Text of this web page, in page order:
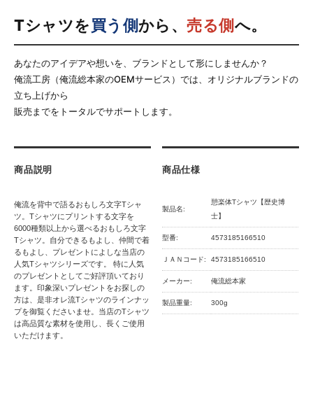
Tシャツを買う側から、売る側へ。
あなたのアイデアや想いを、ブランドとして形にしませんか？
俺流工房（俺流総本家のOEMサービス）では、オリジナルブランドの
立ち上げから
販売までをトータルでサポートします。
商品説明
俺流を背中で語るおもしろ文字Tシャ
ツ。Tシャツにプリントする文字を
6000種類以上から選べるおもしろ文字
Tシャツ。自分できるもよし、仲間で着
るもよし、プレゼントによしな当店の
人気Tシャツシリーズです。 特に人気
のプレゼントとしてご好評頂いており
ます。印象深いプレゼントをお探しの
方は、是非オレ流Tシャツのラインナッ
プを御覧くださいませ。当店のTシャツ
は高品質な素材を使用し、長くご使用
いただけます。
商品仕様
製品名:
憩楽体Tシャツ【歴史博
士】
型番: 4573185166510
ＪＡＮコード: 4573185166510
メーカー: 俺流総本家
製品重量: 300g